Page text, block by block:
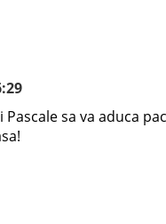
sa va aduca